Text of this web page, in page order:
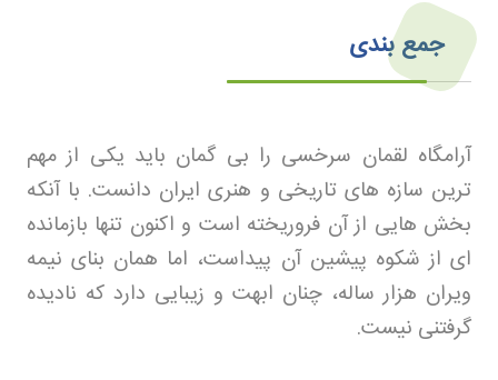
جمع بندی
آرامگاه لقمان سرخسی را بی گمان باید یکی از مهم
ترین سازه های تاریخی و هنری ایران دانست. با آنکه
بخش هایی از آن فروریخته است و اکنون تنها بازمانده
ای از شکوه پیشین آن پیداست، اما همان بنای نیمه
ویران هزار ساله، چنان ابهت و زیبایی دارد که نادیده
گرفتنی نیست.